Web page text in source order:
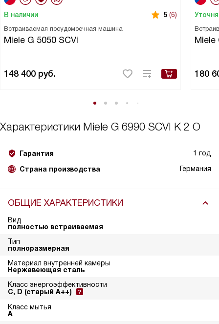
В наличии 5 (6)
Встраиваемая посудомоечная машина
Miele G 5050 SCVi
148 400 руб.
Miele
180
Характеристики Miele G 6990 SCVI K 2 O
Гарантия 1 год
Страна производства Германия
ОБЩИЕ ХАРАКТЕРИСТИКИ
Вид
полностью встраиваемая
Тип
полноразмерная
Материал внутренней камеры
Нержавеющая сталь
Класс энергоэффективности
C, D (старый A++)
Класс мытья
A